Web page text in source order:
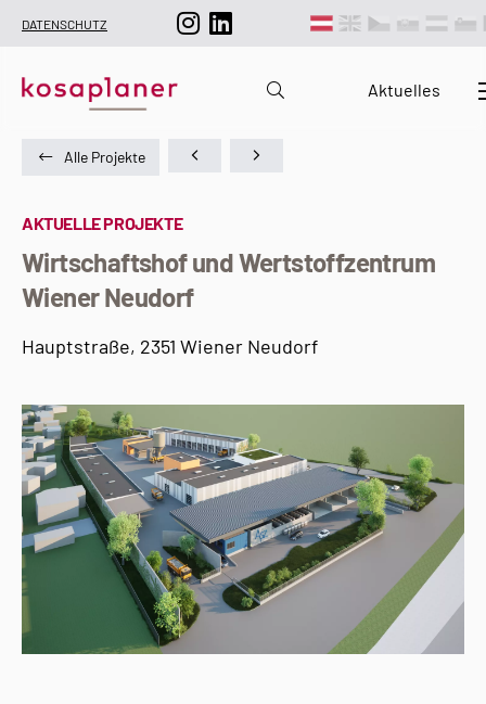
DATENSCHUTZ
Aktuelles
Alle Projekte
AKTUELLE PROJEKTE
Wirtschaftshof und Wertstoffzentrum
Wiener Neudorf
Hauptstraße, 2351 Wiener Neudorf